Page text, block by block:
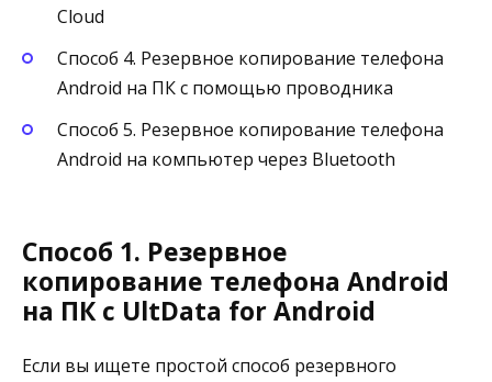
Cloud
Способ 4. Резервное копирование телефона
Android на ПК с помощью проводника
Способ 5. Резервное копирование телефона
Android на компьютер через Bluetooth
Способ 1. Резервное
копирование телефона Android
на ПК с UltData for Android
Если вы ищете простой способ резервного